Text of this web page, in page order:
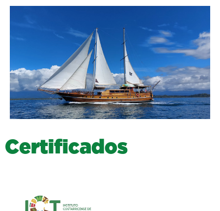
Certificad os